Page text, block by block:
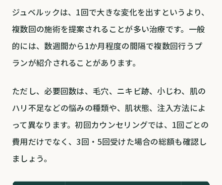
ジュベルックは、1回で大きな変化を出すというより、
複数回の施術を提案されることが多い治療です。一般
的には、数週間から1か月程度の間隔で複数回行うプ
ランが紹介されることがあります。
ただし、必要回数は、毛穴、ニキビ跡、小じわ、肌の
ハリ不足などの悩みの種類や、肌状態、注入方法によ
って異なります。初回カウンセリングでは、1回ごとの
費用だけでなく、3回・5回受けた場合の総額も確認し
ましょう。